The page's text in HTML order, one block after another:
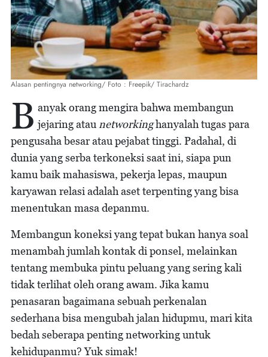
Alasan pentingnya networking/ Foto : Freepik/ Tirachardz
B anyak orang mengira bahwa membangun
jejaring atau networkinghanyalah tugas para
pengusaha besar atau pejabat tinggi. Padahal, di
dunia yang serba terkoneksi saat ini, siapa pun
kamu baik mahasiswa, pekerja lepas, maupun
karyawan relasi adalah aset terpenting yang bisa
menentukan masa depanmu.
Membangun koneksi yang tepat bukan hanya soal
menambah jumlah kontak di ponsel, melainkan
tentang membuka pintu peluang yang sering kali
tidak terlihat oleh orang awam. Jika kamu
penasaran bagaimana sebuah perkenalan
sederhana bisa mengubah jalan hidupmu, mari kita
bedah seberapa penting networking untuk
kehidupanmu? Yuk simak!